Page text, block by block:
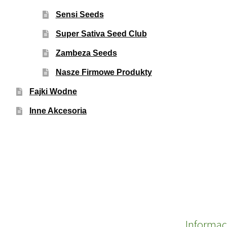
Sensi Seeds
Super Sativa Seed Club
Zambeza Seeds
Nasze Firmowe Produkty
Fajki Wodne
Inne Akcesoria